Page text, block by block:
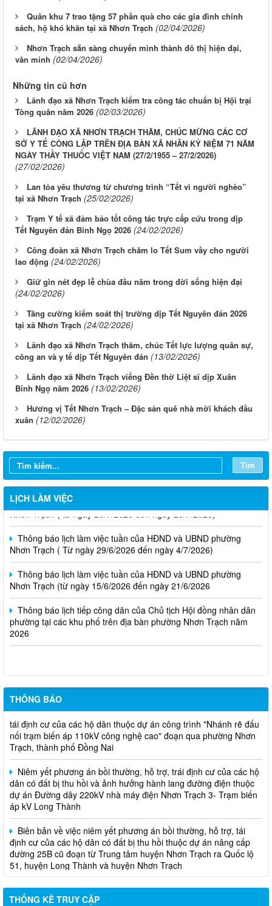
Quân khu 7 trao tặng 57 phần quà cho các gia đình chính
sách, hộ khó khăn tại xã Nhơn Trạch (02/04/2026)
Nhơn Trạch sẵn sàng chuyển mình thành đô thị hiện đại,
văn minh (02/04/2026)
Những tin cũ hơn
Lãnh đạo xã Nhơn Trạch kiểm tra công tác chuẩn bị Hội trại
Tòng quân năm 2026 (02/03/2026)
LÃNH ĐẠO XÃ NHƠN TRẠCH THĂM, CHÚC MỪNG CÁC CƠ
SỞ Y TẾ CÔNG LẬP TRÊN ĐỊA BÀN XÃ NHÂN KỶ NIỆM 71 NĂM
NGÀY THẦY THUỐC VIỆT NAM (27/2/1955 – 27/2/2026)
(27/02/2026)
Lan tỏa yêu thương từ chương trình “Tết vì người nghèo”
tại xã Nhơn Trạch (25/02/2026)
Trạm Y tế xã đảm bảo tốt công tác trực cấp cứu trong dịp
Tết Nguyên đán Bính Ngọ 2026 (24/02/2026)
Công đoàn xã Nhơn Trạch chăm lo Tết Sum vầy cho người
lao động (24/02/2026)
Giữ gìn nét đẹp lễ chùa đầu năm trong đời sống hiện đại
(24/02/2026)
Tăng cường kiểm soát thị trường dịp Tết Nguyên đán 2026
tại xã Nhơn Trạch (24/02/2026)
Lãnh đạo xã Nhơn Trạch thăm, chúc Tết lực lượng quân sự,
công an và y tế dịp Tết Nguyên đán (13/02/2026)
Lãnh đạo xã Nhơn Trạch viếng Đền thờ Liệt sĩ dịp Xuân
Bính Ngọ năm 2026 (13/02/2026)
Hương vị Tết Nhơn Trạch – Đặc sản quê nhà mời khách đầu
xuân (12/02/2026)
Tìm
LỊCH LÀM VIỆC
Thông báo lịch làm việc tuần của HĐND và UBND phường
Nhơn Trạch( từ ngày 03/08/2026 đến ngày 08/08/2026)
Thông báo lịch làm việc tuần của HĐND và UBND Phường
Nhơn Trạch ( từ ngày 20/7/2026 đến ngày 25/7/2026)
Thông báo lịch làm việc tuần của HĐND và UBND phường
Nhơn Trạch ( Từ ngày 29/6/2026 đến ngày 4/7/2026)
Thông báo lịch làm việc tuần của HĐND và UBND phường
Nhơn Trạch (từ ngày 15/6/2026 đến ngày 21/6/2026
Thông báo lịch tiếp công dân của Chủ tịch Hội đồng nhân dân
phường tại các khu phố trên địa bàn phường Nhơn Trạch năm
2026
THÔNG BÁO
Niêm yết phương án bồi thường, hỗ trợ, tái định cư
của kỳ tuyên dụng viên chức
Biên bản niêm yết và lấy ý kiến phương án bồi thường, hỗ trợ,
tái định cư của các hộ dân thuộc dự án công trình "Nhánh rẽ đấu
nối trạm biến áp 110kV công nghệ cao" đoạn qua phường Nhơn
Trạch, thành phố Đồng Nai
Niêm yết phương án bồi thường, hỗ trợ, trái định cư của các hộ
dân có đất bị thu hồi và ảnh hưởng hành lang đường điện thuộc
dự án Đường dây 220kV nhà máy điện Nhơn Trạch 3- Trạm biến
áp kV Long Thành
Biên bản về việc niêm yết phương án bồi thường, hỗ trợ, tái
định cư của các hộ dân có đất bị thu hồi thuộc dự án nâng cấp
đường 25B cũ đoạn từ Trung tâm huyện Nhơn Trạch ra Quốc lộ
51, huyện Long Thành và huyện Nhơn Trạch
THỐNG KÊ TRUY CẬP